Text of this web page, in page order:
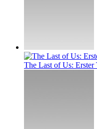
The Last of Us: Erster